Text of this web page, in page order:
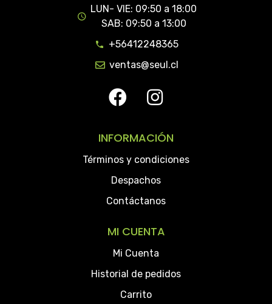
LUN- VIE: 09:50 a 18:00
SAB: 09:50 a 13:00
+56412248365
ventas@seul.cl
INFORMACIÓN
Términos y condiciones
Despachos
Contáctanos
MI CUENTA
Mi Cuenta
Historial de pedidos
Carrito